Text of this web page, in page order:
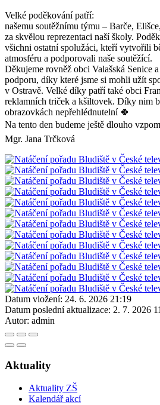
Velké poděkování patří:
našemu soutěžnímu týmu – Barče,
za skvělou reprezentaci naší školy.
všichni ostatní spolužáci, kteří vytvořili
atmosféru a podporovali naše soutěžící.
Děkujeme rovněž obci Valašská Senice
podporu, díky které jsme si mohli užít
v Ostravě. Velké díky patří také obci
reklamních triček a kšiltovek. Díky nim
obrazovkách nepřehlédnutelní 🍀
Na tento den budeme ještě dlouho
Mgr. Jana Trčková
Datum vložení: 24. 6. 2026 21:19
Datum poslední aktualizace: 2. 7. 2026
Autor: admin
Aktuality
Aktuality ZŠ
Kalendář akcí